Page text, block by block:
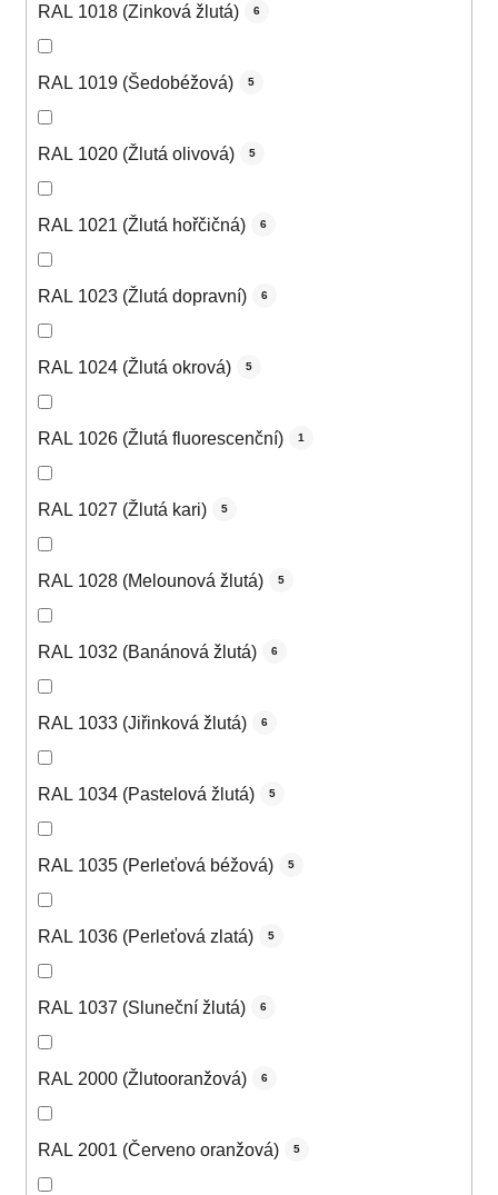
RAL 1018 (Zinková žlutá) 6
RAL 1019 (Šedobéžová) 5
RAL 1020 (Žlutá olivová) 5
RAL 1021 (Žlutá hořčičná) 6
RAL 1023 (Žlutá dopravní) 6
RAL 1024 (Žlutá okrová) 5
RAL 1026 (Žlutá fluorescenční) 1
RAL 1027 (Žlutá kari) 5
RAL 1028 (Melounová žlutá) 5
RAL 1032 (Banánová žlutá) 6
RAL 1033 (Jiřinková žlutá) 6
RAL 1034 (Pastelová žlutá) 5
RAL 1035 (Perleťová béžová) 5
RAL 1036 (Perleťová zlatá) 5
RAL 1037 (Sluneční žlutá) 6
RAL 2000 (Žlutooranžová) 6
RAL 2001 (Červeno oranžová) 5